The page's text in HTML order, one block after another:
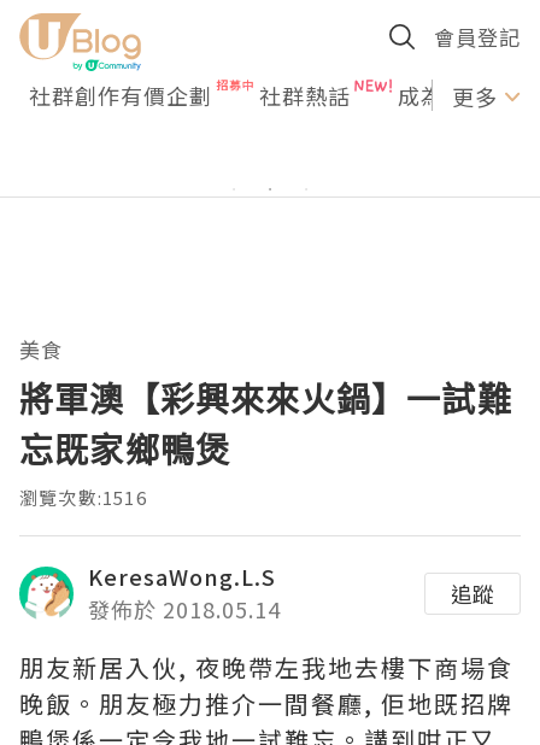
會員登記
社群創作有價企劃 社群熱話 成為U更多
美食
將軍澳【彩興來來火鍋】一試難
忘既家鄉鴨煲
瀏覽次數:1516
KeresaWong.L.S
發佈於 2018.05.14
追蹤
朋友新居入伙, 夜晚帶左我地去樓下商場食
晚飯。朋友極力推介一間餐廳, 佢地既招牌